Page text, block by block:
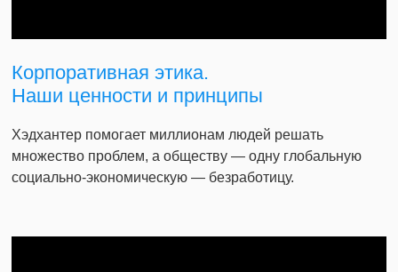
Корпоративная этика.
Наши ценности и принципы
Хэдхантер помогает миллионам людей решать
множество проблем, а обществу — одну глобальную
социально-экономическую — безработицу.